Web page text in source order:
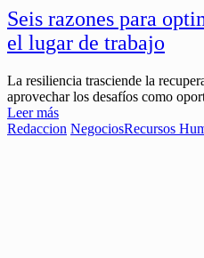
Seis razones para
el lugar de trabajo
La resiliencia trasciende la
aprovechar los desafíos como
Leer más
Redaccion NegociosRecursos